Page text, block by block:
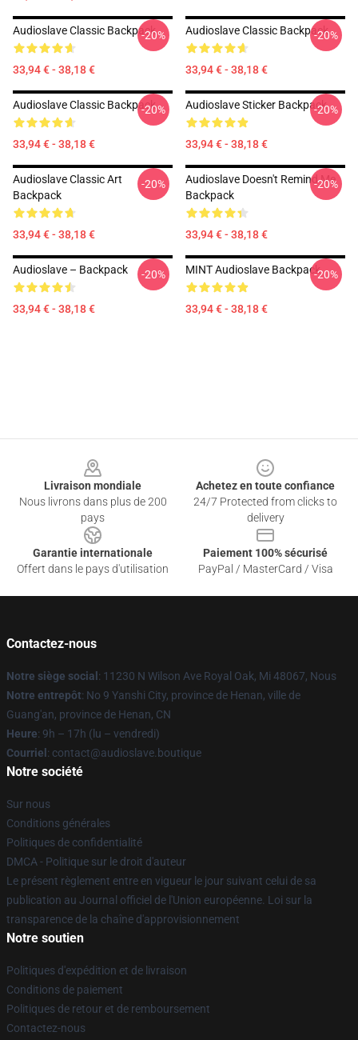
Audioslave Classic Backpack
33,94 € - 38,18 €
-20% Audioslave Classic Backpack
33,94 € - 38,18 €
-20%
Audioslave Classic Backpack
33,94 € - 38,18 €
-20% Audioslave Sticker Backpack
33,94 € - 38,18 €
-20%
Audioslave Classic Art
Backpack
33,94 € - 38,18 €
-20%
Audioslave Doesn't Remind Me
Backpack
33,94 € - 38,18 €
-20%
Audioslave – Backpack
33,94 € - 38,18 €
-20% MINT Audioslave Backpack
33,94 € - 38,18 €
-20%
Livraison mondiale
Nous livrons dans plus de 200
pays
Achetez en toute confiance
24/7 Protected from clicks to
delivery
Garantie internationale
Offert dans le pays d'utilisation
Paiement 100% sécurisé
PayPal / MasterCard / Visa
Contactez-nous
Notre siège social : 11230 N Wilson Ave Royal Oak, Mi 48067, Nous
Notre entrepôt: No 9 Yanshi City, province de Henan, ville de
Guang'an, province de Henan, CN
Heure: 9h – 17h (lu – vendredi)
Courriel : contact@audioslave.boutique
Notre société
Sur nous
Conditions générales
Politiques de confidentialité
DMCA - Politique sur le droit d'auteur
Le présent règlement entre en vigueur le jour suivant celui de sa
publication au Journal officiel de l'Union européenne. Loi sur la
transparence de la chaîne d'approvisionnement
Notre soutien
Politiques d'expédition et de livraison
Conditions de paiement
Politiques de retour et de remboursement
Contactez-nous